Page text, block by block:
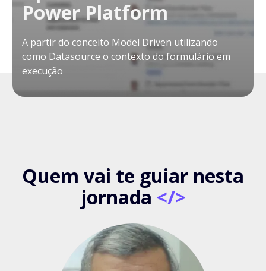
Power Platform
A partir do conceito Model Driven utilizando
como Datasource o contexto do formulário em
execução
Quem vai te guiar nesta
jornada </>